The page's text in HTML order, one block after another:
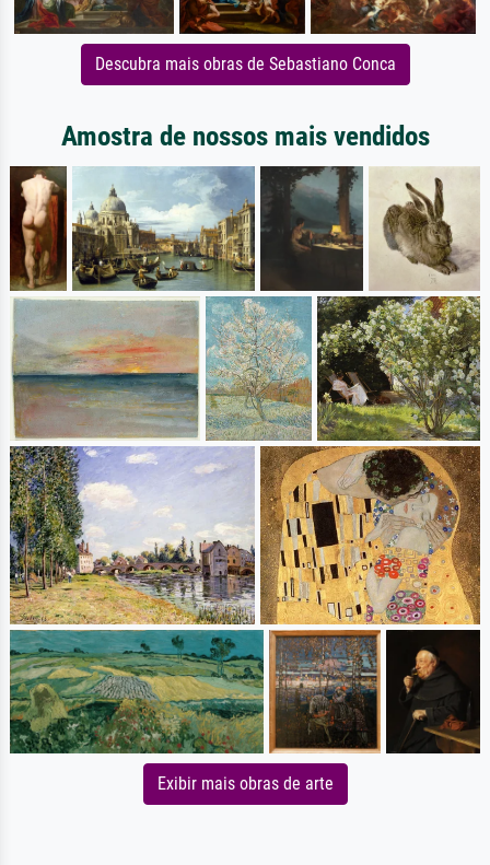
Descubra mais obras de Sebastiano Conca
Amostra de nossos mais vendidos
Exibir mais obras de arte